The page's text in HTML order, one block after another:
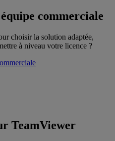
commerciale
choisir la solution adaptée,
à niveau votre licence ?
TeamViewer